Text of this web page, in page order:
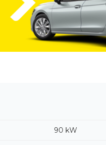
90 kW